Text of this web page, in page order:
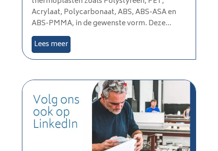
Acrylaat, Polycarbonaat, ABS, ABS-ASA en
ABS-PMMA, in de gewenste vorm. Deze...
Lees meer